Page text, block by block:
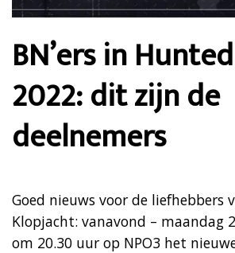
BN’ers in
2022: dit zijn de
deelnemers
Goed nieuws voor de liefhebbers
Klopjacht: vanavond – maandag
om 20.30 uur op NPO3 het